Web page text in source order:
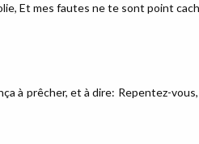
Et mes fautes ne te sont point
à prêcher, et à dire: Repentez-